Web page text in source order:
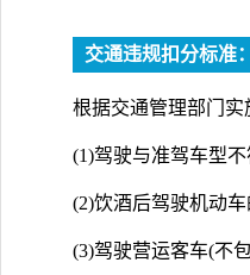
交通违规扣分标准
根据交通管理部门
(1)驾驶与准驾车型不
(2)饮酒后驾驶机动车
(3)驾驶营运客车(不